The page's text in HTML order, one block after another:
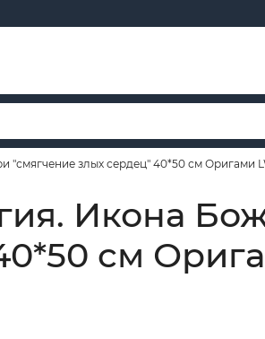
злых сердец" 40*50 см Оригами
Икона
см